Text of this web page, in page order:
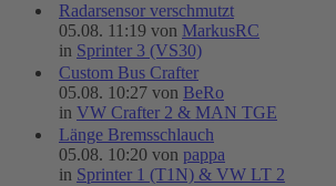
Radarsensor verschmutzt
05.08. 11:19 von MarkusRC
in Sprinter 3 (VS30)
Custom Bus Crafter
05.08. 10:27 von BeRo
in VW Crafter 2 & MAN TGE
Länge Bremsschlauch
05.08. 10:20 von pappa
in Sprinter 1 (T1N) & VW LT 2